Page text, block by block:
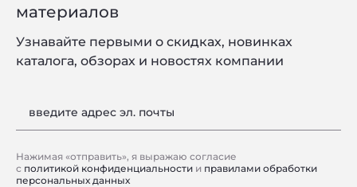
материалов
Узнавайте первыми о скидках, новинках
каталога, обзорах и новостях компании
введите адрес эл. почты
Нажимая «отправить», я выражаю согласие
с политикой конфиденциальности и правилами обработки
персональных данных